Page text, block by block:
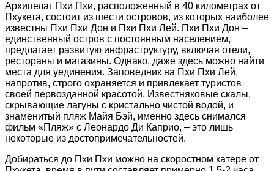
Архипелаг Пхи Пхи, расположенный в 40 километрах от
Пхукета, состоит из шести островов, из которых наиболее
известны Пхи Пхи Дон и Пхи Пхи Лей. Пхи Пхи Дон –
единственный остров с постоянным населением,
предлагает развитую инфраструктуру, включая отели,
рестораны и магазины. Однако, даже здесь можно найти
места для уединения. Заповедник на Пхи Пхи Лей,
напротив, строго охраняется и привлекает туристов
своей первозданной красотой. Известняковые скалы,
скрывающие лагуны с кристально чистой водой, и
знаменитый пляж Майя Бэй, именно здесь снимался
фильм «Пляж» с Леонардо Ди Каприо, – это лишь
некоторые из достопримечательностей.
Добираться до Пхи Пхи можно на скоростном катере от